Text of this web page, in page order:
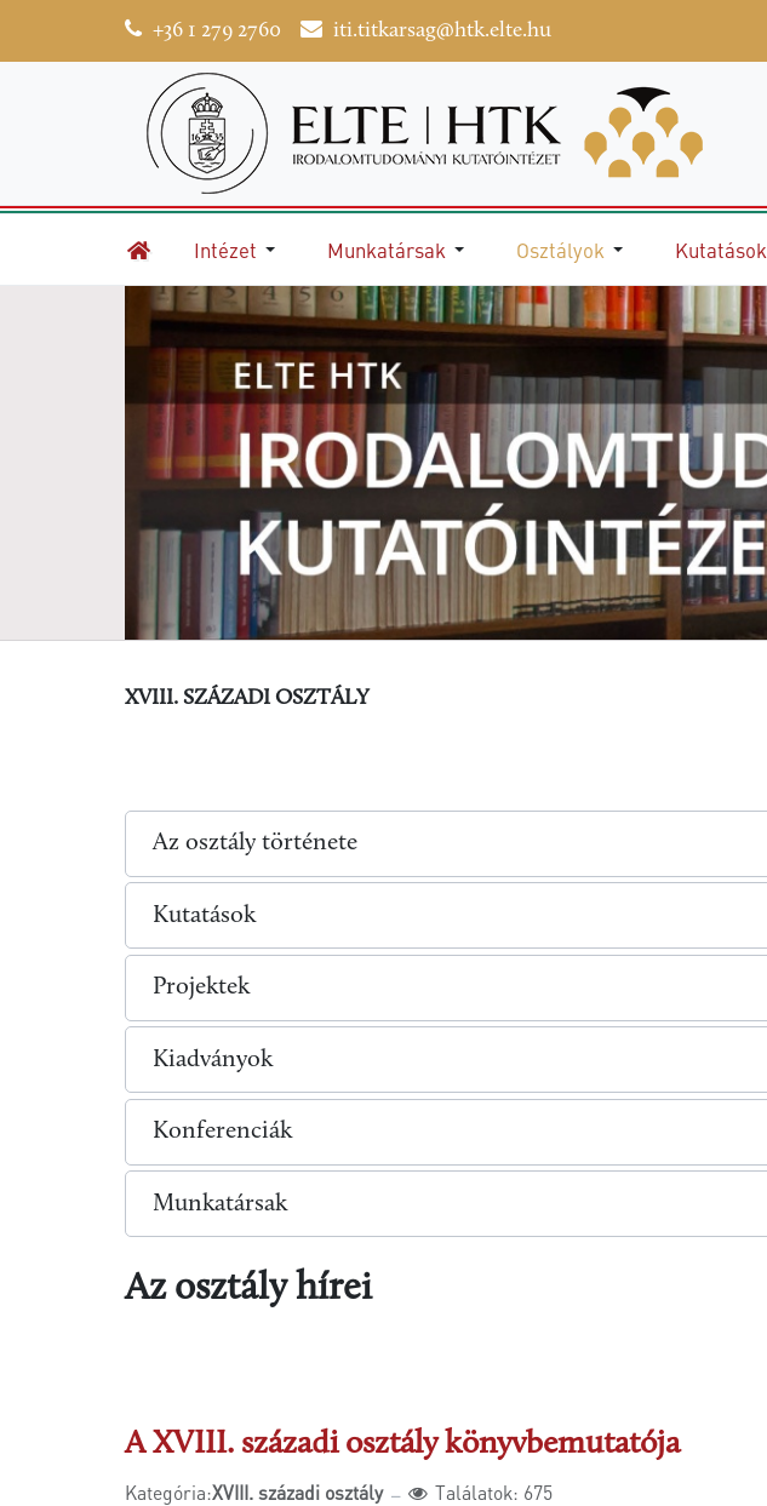
+36 1 279 2760 iti.titkarsag@htk.elte.hu
Intézet Munkatársak Osztályok Kutatások
XVIII. SZÁZADI OSZTÁLY
Az osztály története
Kutatások
Projektek
Kiadványok
Konferenciák
Munkatársak
Az osztály hírei
A XVIII. századi osztály könyvbemutatója
Kategória:XVIII. századi osztály Találatok: 675